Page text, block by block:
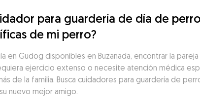
para guardería de día de
de mi perro?
en Gudog disponibles en Buzanada, encontrar la
ejercicio extenso o necesite atención médica
de la familia. Busca cuidadores para guardería de
nuevo mejor amigo.